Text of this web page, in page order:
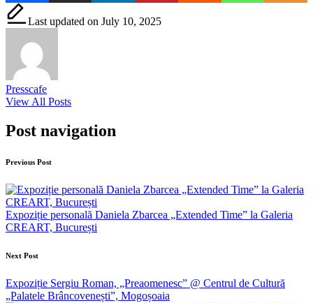
Last updated on July 10, 2025
Presscafe
View All Posts
Post navigation
Previous Post
Expoziție personală Daniela Zbarcea „Extended Time” la Galeria
CREART, București
Next Post
Expoziție Sergiu Roman, „Preaomenesc” @ Centrul de Cultură
„Palatele Brâncovenești”, Mogoșoaia